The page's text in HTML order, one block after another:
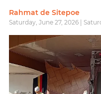
Rahmat de Sitepoe
Saturday, June 27, 2026 |